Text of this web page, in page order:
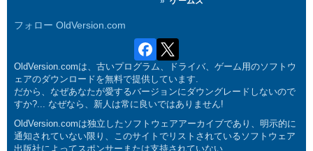
フォロー OldVersion.com
OldVersion.comは、古いプログラム、ドライバ、ゲーム用のソフトウ
ェアのダウンロードを無料で提供しています.
だから、なぜあなたが愛するバージョンにダウングレードしないので
すか?... なぜなら、新人は常に良いではありません!
OldVersion.comは独立したソフトウェアアーカイブであり、明示的に
通知されていない限り、このサイトでリストされているソフトウェア
出版社によってスポンサーまたは支持されていない.